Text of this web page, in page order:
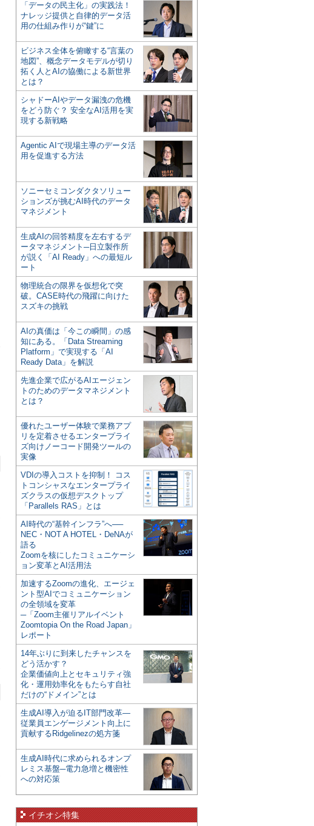
「データの民主化」の実践法！
ナレッジ提供と自律的データ活
用の仕組み作りが“鍵”に
ビジネス全体を俯瞰する“言葉の
地図”、概念データモデルが切り
拓く人とAIの協働による新世界
とは？
シャドーAIやデータ漏洩の危機
をどう防ぐ？ 安全なAI活用を実
現する新戦略
Agentic AIで現場主導のデータ活
用を促進する方法
ソニーセミコンダクタソリュー
ションズが挑むAI時代のデータ
マネジメント
生成AIの回答精度を左右するデ
ータマネジメント─日立製作所
が説く「AI Ready」への最短ル
ート
物理統合の限界を仮想化で突
破。CASE時代の飛躍に向けた
スズキの挑戦
AIの真価は「今この瞬間」の感
知にある。「Data Streaming
Platform」で実現する「AI
Ready Data」を解説
先進企業で広がるAIエージェン
トのためのデータマネジメント
とは？
優れたユーザー体験で業務アプ
リを定着させるエンタープライ
ズ向けノーコード開発ツールの
実像
VDIの導入コストを抑制！ コス
トコンシャスなエンタープライ
ズクラスの仮想デスクトップ
「Parallels RAS」とは
AI時代の“基幹インフラ”へ──
NEC・NOT A HOTEL・DeNAが
語る
Zoomを核にしたコミュニケーシ
ョン変革とAI活用法
加速するZoomの進化、エージェ
ント型AIでコミュニケーション
の全領域を変革
─「Zoom主催リアルイベント
Zoomtopia On the Road Japan」
レポート
14年ぶりに到来したチャンスを
どう活かす？
企業価値向上とセキュリティ強
化・運用効率化をもたらす自社
だけの“ドメイン”とは
生成AI導入が迫るIT部門改革―
従業員エンゲージメント向上に
貢献するRidgelinezの処方箋
生成AI時代に求められるオンプ
レミス基盤─電力急増と機密性
への対応策
イチオシ特集